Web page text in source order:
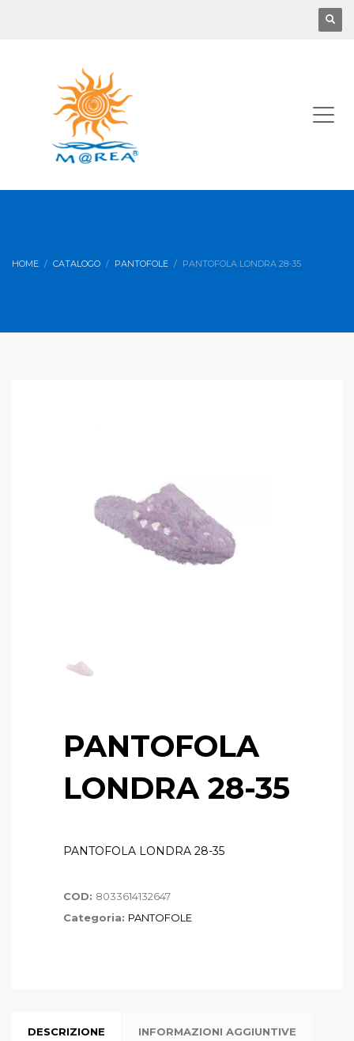
HOME CATALOGO PANTOFOLE PANTOFOLA LONDRA 28-35
PANTOFOLA
LONDRA 28-35
PANTOFOLA LONDRA 28-35
COD: 8033614132647
Categoria: PANTOFOLE
DESCRIZIONE INFORMAZIONI AGGIUNTIVE